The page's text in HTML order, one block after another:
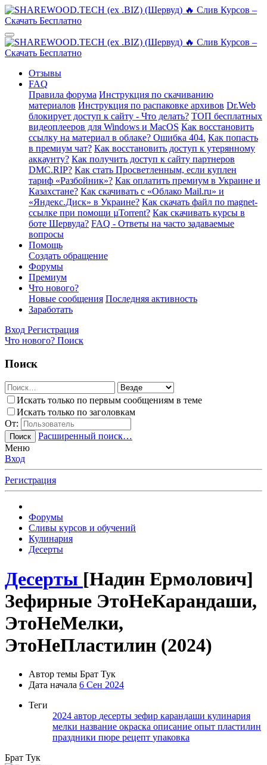
Отзывы
FAQ
Правила форума Инструкция по скачиванию
материалов Инструкция по распаковке архивов Dr.Web
блокирует доступ к сайту - Что делать? ТОП бесплатных
видеоплееров для Windows и MacOS Как восстановить
ссылку на материал в облаке? Ошибка 404. Как попасть
в премиум чат? Как восстановить доступ к утерянному
аккаунту? Как получить доступ к сайту партнеров
DMC.RIP? Как стать Просветленным, если куплен
тариф «Разбойник»? Как оплатить премиум в Украине и
Казахстане? Как скачивать с «Облако Mail.ru» и
«Яндекс.Диск» в Украине? Как скачать файл по magnet-
ссылке при помощи µTorrent? Как скачивать курсы в
боте Шервуда? FAQ - Ответы на часто задаваемые
вопросы
Помощь
Создать обращение
Форумы
Премиум
Что нового?
Новые сообщения Последняя активность
Заработать
Вход Регистрация
Что нового? Поиск
Поиск
Искать только по первым сообщениям в теме
Искать только по заголовкам
От:
Поиск
Расширенный поиск…
Меню
Вход
Регистрация
Форумы
Сливы курсов и обучений
Кулинария
Десерты
Десерты [Надин Ермолович]
Зефирные ЭтоНеКарандаши,
ЭтоНеМелки,
ЭтоНеПластилин (2024)
Автор темы Брат Тук
Дата начала 6 Сен 2024
Теги
2024 автор десерты зефир карандаши кулинария
мелки название окраска описание опыт пластилин
праздники пюре рецепт упаковка
Брат Тук